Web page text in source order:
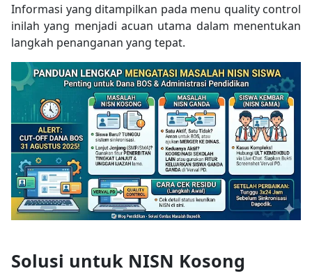
Informasi yang ditampilkan pada menu quality control
inilah yang menjadi acuan utama dalam menentukan
langkah penanganan yang tepat.
Solusi untuk NISN Kosong